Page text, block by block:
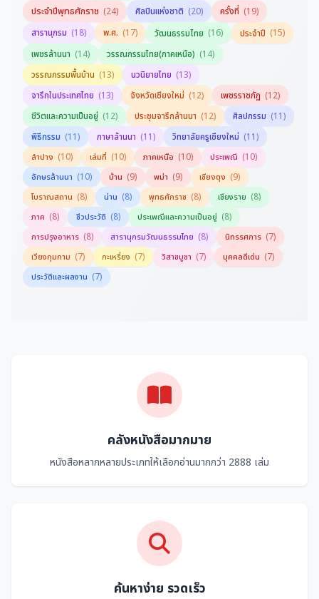
ประจำปีพุทธศักราช (24) ศิลปินแห่งชาติ (20) ครั้งที่ (19)
สารานุกรม (18) พ.ศ. (17) วัฒนธรรมไทย (16) ประจำปี (15)
เพชรล้านนา (14) วรรณกรรมไทย(ภาคเหนือ) (14)
วรรณกรรมพื้นบ้าน (13) นวนิยายไทย (13)
จารึกในประเทศไทย (13) จังหวัดเชียงใหม่ (12) เพชรราชภัฏ (12)
ชีวิตและความเป็นอยู่ (12) ประชุมจารึกล้านนา (12) ศิลปกรรม (11)
พิธีกรรม (11) ภาษาล้านนา (11) วิทยาลัยครูเชียงใหม่ (11)
ลำปาง (10) เล่มที่ (10) ภาคเหนือ (10) ประเพณี (10)
อักษรล้านนา (10) บ้าน (9) พม่า (9) เชียงตุง (9)
โบราณสถาน (8) น่าน (8) พุทธศักราช (8) เชียงราย (8)
ภาค (8) ชีวประวัติ (8) ประเพณีและความเป็นอยู่ (8)
การปรุงอาหาร (8) สารานุกรมวัฒนธรรมไทย (8) นิทรรศการ (7)
เวียงกุมกาม (7) กะเหรี่ยง (7) วิสาขบูชา (7) บุคคลดีเด่น (7)
ประวัติและผลงาน (7)
คลังหนังสือมากมาย
หนังสือหลากหลายประเภทให้เลือกอ่านมากกว่า 2888 เล่ม
ค้นหาง่าย รวดเร็ว